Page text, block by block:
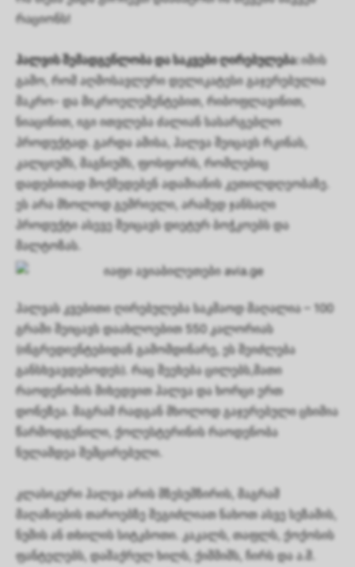
რაციონს!
ჰალვის შემადგენლობა და საკვები ღირებულება:იმის
გამო, რომ აღმოსავლური დელიკატესი გაჯერებულია
მაკრო- და მიკროელემენტებით, რიბოფლავინით,
ნიაცინით, იგი ითვლება ძალიან სასარგებლო
პროდუქტად. გარდა ამისა, ჰალვა შეიცავს რკინას,
კალციუმს, მაგნიუმს, ფოსფორს, რომლებიც
დადებითად მოქმედებენ ადამიანის კეთილდღეობაზე.
ეს არა მხოლოდ გემრიელი, არამედ ჯანსაღი
პროდუქტი ასევე შეიცავს დიეტურ ბოჭკოებს და
მალტოზას.
ჰალვას კვებითი ღირებულება საკმაოდ მაღალია – 100
გრამი შეიცავს დაახლოებით 550 კალორიას
(ინგრედიენტებიდან გამომდინარე, ეს შეიძლება
განსხვავდებოდეს). რაც შეეხება ცილებს,მათი
რაოდენობის მიხედვით ჰალვა და ხორცი ერთ
დონეზეა. მაგრამ რადგან მხოლოდ გაჯერებული ცხიმია
წარმოდგენილი, ქოლესტერინის რაოდენობა
ნულამდეა შემცირებული.
კლასიკური ჰალვა არის მზესუმზირის, მაგრამ
მაღაზიების თაროებზე შეგიძლიათ ნახოთ ასვე სეზამის,
ნუშის ან თხილის სიტკბოთი. კაკალს, თაფლს, ქოქოსის
ფანტელებს, დაშაქრულ ხილს, ქიშმიშს, ჩირს და ა.შ.